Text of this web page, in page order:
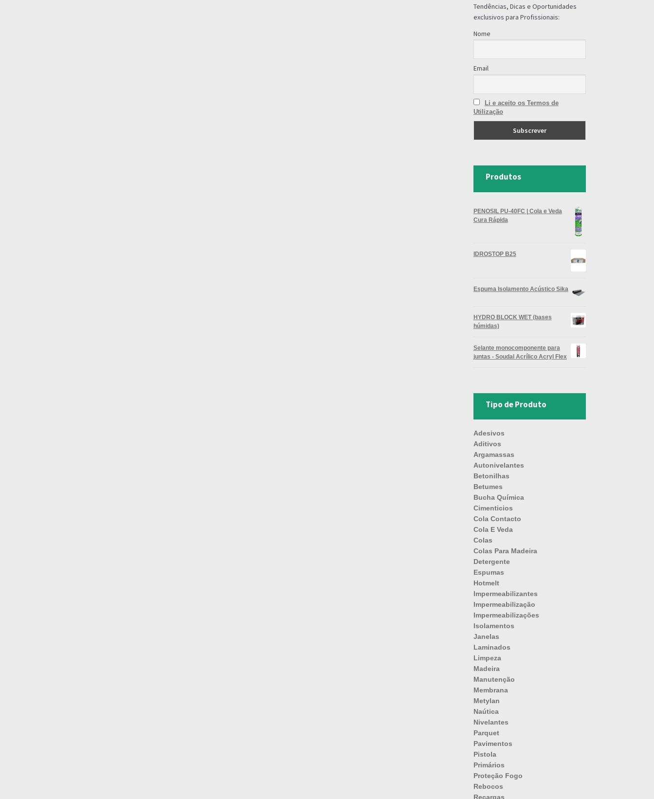
Tendências, Dicas e Oportunidades
exclusivos para Profissionais:
Nome
Email
Li e aceito os Termos de
Utilização
Produtos
PENOSIL PU-40FC | Cola e Veda
Cura Rápida
IDROSTOP B25
Espuma Isolamento Acústico Sika
HYDRO BLOCK WET (bases
húmidas)
Selante monocomponente para
juntas - Soudal Acrílico Acryl Flex
Tipo de Produto
Adesivos
Aditivos
Argamassas
Autonivelantes
Betonilhas
Betumes
Bucha Química
Cimenticios
Cola Contacto
Cola E Veda
Colas
Colas Para Madeira
Detergente
Espumas
Hotmelt
Impermeabilizantes
Impermeabilização
Impermeabilizações
Isolamentos
Janelas
Laminados
Limpeza
Madeira
Manutenção
Membrana
Metylan
Naútica
Nivelantes
Parquet
Pavimentos
Pistola
Primários
Proteção Fogo
Rebocos
Recargas